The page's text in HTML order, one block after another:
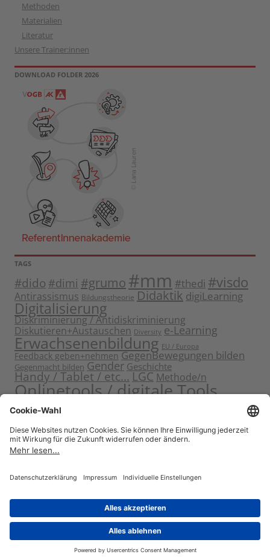
Methoden
Materialien
Literatur
Unsere Trainer:innen
DOWNLOAD FOLDER 2026
TAGS
#dido #dimi #grumo #mm #thedi #visdo
Antirassismus Bildungstheorie Didaktik digiLearning
Digitalisierung
Diskriminierung / Antidiskriminierung
Diskutieren+Austauschen Diversity e-Learning
Erwachsenenbildung EU / Europa
Feedback geben+nehmen GegenBewegungen bilden
Gegenmacht bilden Gender Geschichte
Handy / Tablet / etc... LGC Methode/n
Onlinetools / digitale Tools
Politische Bildung
Sensibilisieren Sichern+Verankern Solidarität
Starten+Kennenlernen Tagung
Teamentwicklung+Gruppendynamik
VideoVisualisierung Voneinander+miteinander lernen
Stolz präsentiert von WordPress